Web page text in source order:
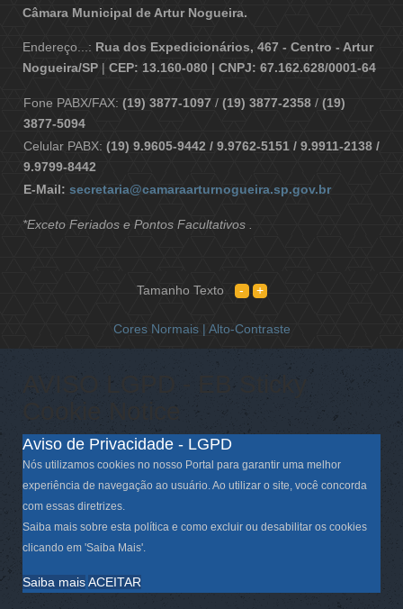
Câmara Municipal de Artur Nogueira.
Endereço...: Rua dos Expedicionários, 467 - Centro - Artur
Nogueira/SP | CEP: 13.160-080 | CNPJ: 67.162.628/0001-64
Fone PABX/FAX: (19) 3877-1097 / (19) 3877-2358 / (19)
3877-5094
Celular PABX: (19) 9.9605-9442 / 9.9762-5151 / 9.9911-2138 /
9.9799-8442
E-Mail: secretaria@camaraarturnogueira.sp.gov.br
*Exceto Feriados e Pontos Facultativos .
Tamanho Texto
Cores Normais | Alto-Contraste
AVISO LGPD - EB Sticky
Cookie Notice
Aviso de Privacidade - LGPD
Nós utilizamos cookies no nosso Portal para garantir uma melhor
experiência de navegação ao usuário. Ao utilizar o site, você concorda
com essas diretrizes.
Saiba mais sobre esta política e como excluir ou desabilitar os cookies
clicando em 'Saiba Mais'.
Saiba maisACEITAR